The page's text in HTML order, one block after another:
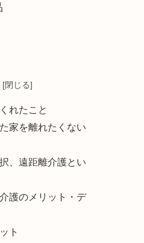
れたこと
家を離れたくない
、遠距離介護とい
護のメリット・デ
ト